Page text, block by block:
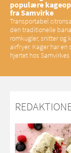
populære
fra Samvirke
Transportabel
den traditionelle
romkugler, snitter og
airfryer. Kager har en
hjertet hos